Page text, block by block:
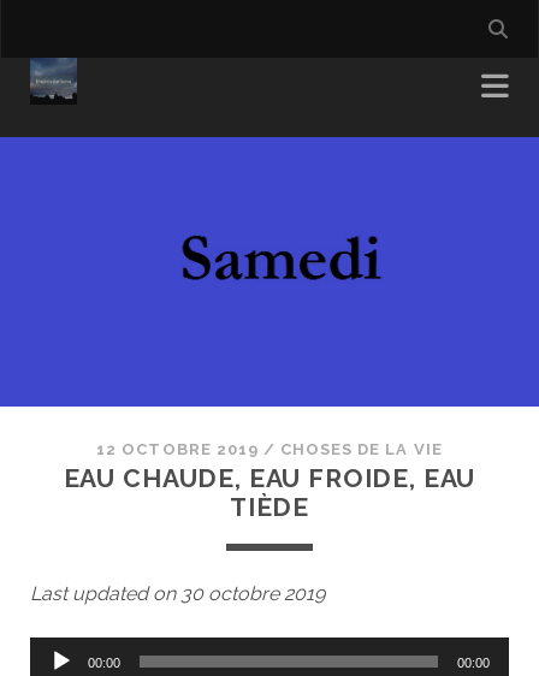
12 OCTOBRE 2019 / CHOSES DE LA VIE
EAU CHAUDE, EAU FROIDE, EAU
TIÈDE
Last updated on 30 octobre 2019
Lecteur
00:00 00:00